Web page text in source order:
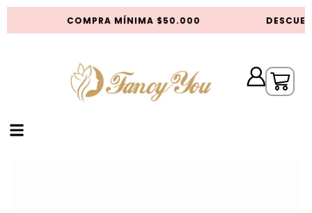
COMPRA MÍNIMA $50.000